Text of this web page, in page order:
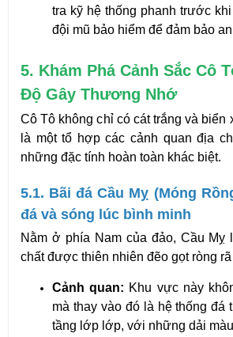
tra kỹ hệ thống phanh trước
đội mũ bảo hiểm để đảm bảo
5. Khám Phá Cảnh Sắc Cô
Độ Gây Thương Nhớ
Cô Tô không chỉ có cát trắng và biển
là một tổ hợp các cảnh quan địa
những đặc tính hoàn toàn khác biệt.
5.1. Bãi đá Cầu Mỵ (Móng
đá và sóng lúc bình minh
Nằm ở phía Nam của đảo, Cầu Mỵ
chất được thiên nhiên đẽo gọt ròng
Cảnh quan: Khu vực này
mà thay vào đó là hệ thống đá
tầng lớp lớp, với những dải